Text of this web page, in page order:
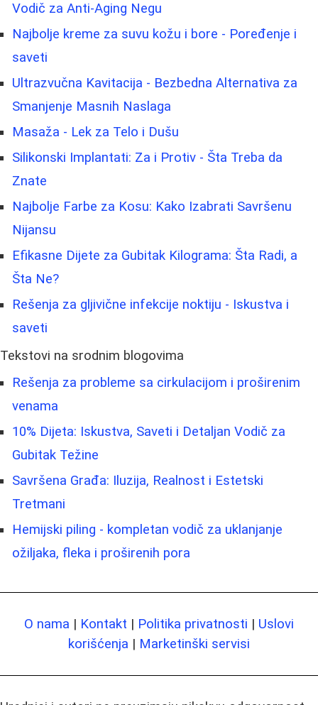
Vodič za Anti-Aging Negu
Najbolje kreme za suvu kožu i bore - Poređenje i
saveti
Ultrazvučna Kavitacija - Bezbedna Alternativa za
Smanjenje Masnih Naslaga
Masaža - Lek za Telo i Dušu
Silikonski Implantati: Za i Protiv - Šta Treba da
Znate
Najbolje Farbe za Kosu: Kako Izabrati Savršenu
Nijansu
Efikasne Dijete za Gubitak Kilograma: Šta Radi, a
Šta Ne?
Rešenja za gljivične infekcije noktiju - Iskustva i
saveti
Tekstovi na srodnim blogovima
Rešenja za probleme sa cirkulacijom i proširenim
venama
10% Dijeta: Iskustva, Saveti i Detaljan Vodič za
Gubitak Težine
Savršena Građa: Iluzija, Realnost i Estetski
Tretmani
Hemijski piling - kompletan vodič za uklanjanje
ožiljaka, fleka i proširenih pora
O nama | Kontakt | Politika privatnosti | Uslovi
korišćenja | Marketinški servisi